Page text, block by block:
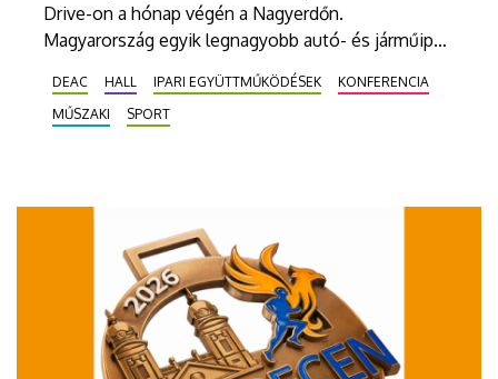
Drive-on a hónap végén a Nagyerdőn.
Magyarország egyik legnagyobb autó- és járműipari
ezernél is több jármű sorakozik fel, miközben a
Debreceni Egyetem és a Debreceni Campus
DEAC HALL IPARI EGYÜTTMŰKÖDÉSEK
KONFERENCIA
MŰSZAKI
SPORT